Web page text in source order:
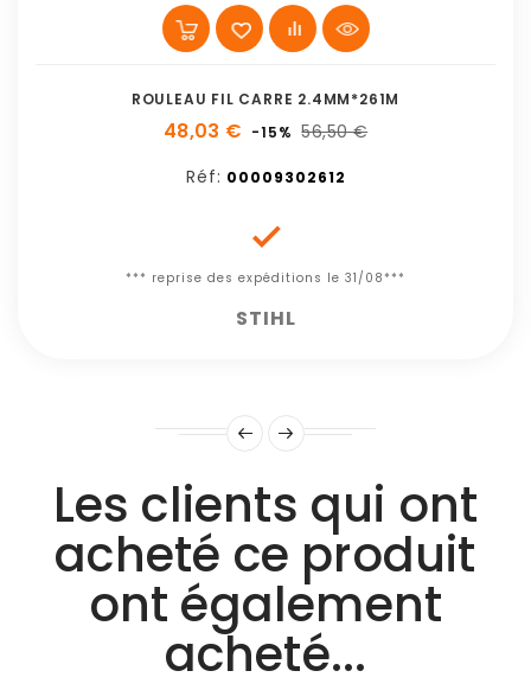
ROULEAU FIL CARRE 2.4MM*261M
48,03 € -15% 56,50 €
Réf: 00009302612

*** reprise des expéditions le 31/08***
STIHL
Les clients qui ont
acheté ce produit
ont également
acheté...